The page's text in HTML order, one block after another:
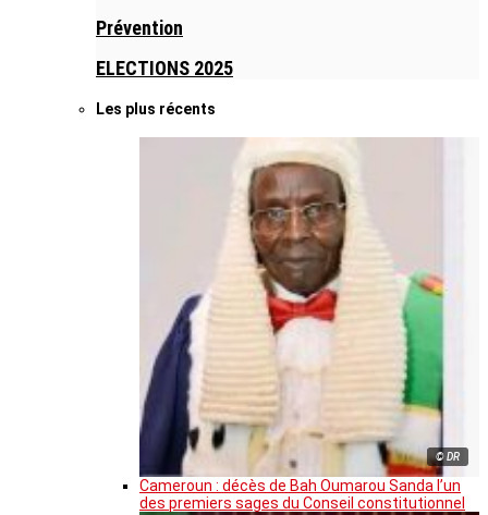
Prévention
ELECTIONS 2025
Les plus récents
© DR
Cameroun : décès de Bah Oumarou Sanda l’un
des premiers sages du Conseil constitutionnel